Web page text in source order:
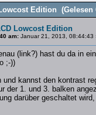
Edition (Gelesen
Lowcost Edition
am: Januar 21, 2013, 08:44:43
(link?) hast du da in
;-))
und kannst den kontrast
der 1. und 3. balken
darüber geschaltet